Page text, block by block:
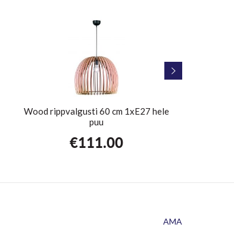
Wood rippvalgusti 60 cm 1xE27 hele
puu
€111.00
AMA